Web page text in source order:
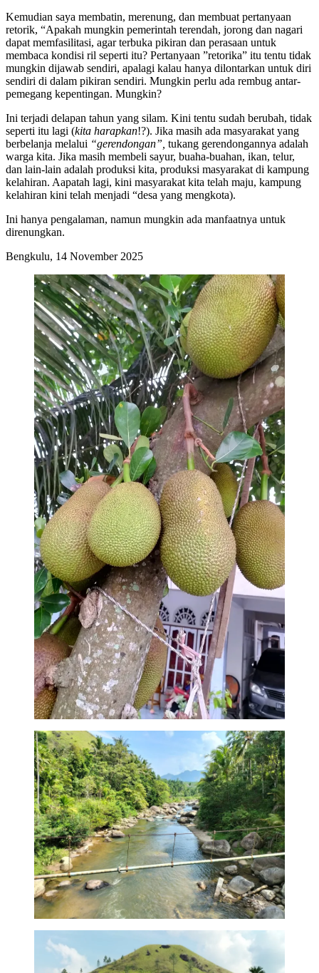
Kemudian saya membatin, merenung, dan membuat pertanyaan
retorik, “Apakah mungkin pemerintah terendah, jorong dan nagari
dapat memfasilitasi, agar terbuka pikiran dan perasaan untuk
membaca kondisi ril seperti itu? Pertanyaan ”retorika” itu tentu tidak
mungkin dijawab sendiri, apalagi kalau hanya dilontarkan untuk diri
sendiri di dalam pikiran sendiri. Mungkin perlu ada rembug antar-
pemegang kepentingan. Mungkin?
Ini terjadi delapan tahun yang silam. Kini tentu sudah berubah, tidak
seperti itu lagi (kita harapkan!?). Jika masih ada masyarakat yang
berbelanja melalui “gerendongan”, tukang gerendongannya adalah
warga kita. Jika masih membeli sayur, buaha-buahan, ikan, telur,
dan lain-lain adalah produksi kita, produksi masyarakat di kampung
kelahiran. Aapatah lagi, kini masyarakat kita telah maju, kampung
kelahiran kini telah menjadi “desa yang mengkota).
Ini hanya pengalaman, namun mungkin ada manfaatnya untuk
direnungkan.
Bengkulu, 14 November 2025